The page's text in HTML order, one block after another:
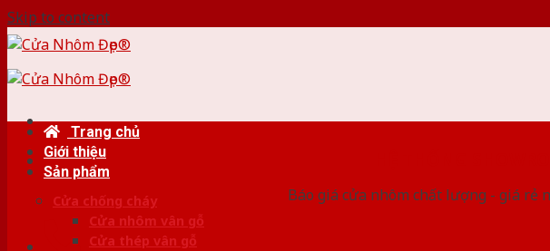
Skip to content
Báo giá cửa nhôm chất lượng - giá rẻ
Trang chủ
Giới thiệu
Sản phẩm
Cửa chống cháy
Cửa nhôm vân gỗ
Cửa thép vân gỗ